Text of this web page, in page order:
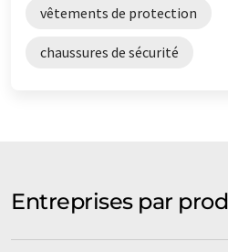
vêtements de protection
chaussures de sécurité
Entreprises par